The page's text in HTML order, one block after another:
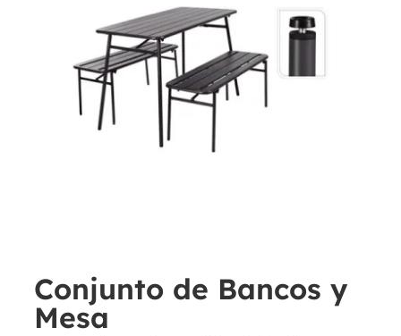
Conjunto de Bancos y
Mesa